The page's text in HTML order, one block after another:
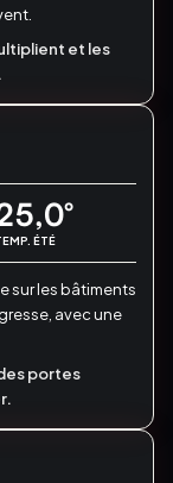
et les
°
ÉTÉ
sur les bâtiments
avec une
portes